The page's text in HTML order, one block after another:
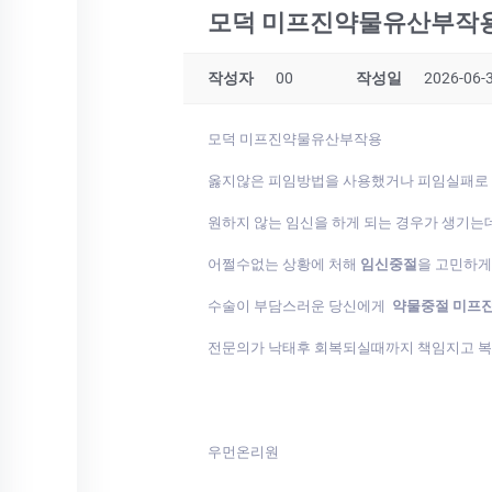
모덕 미프진약물유산부작
작성자 00 작성일 2026-06-
모덕 미프진약물유산부작용
옳지않은 피임방법을 사용했거나 피임실패로
원하지 않는 임신을 하게 되는 경우가 생기는
어쩔수없는 상황에 처해 임신중절 을 고민하
수술이 부담스러운 당신에게 약물중절 미프진
전문의가 낙태후 회복되실때까지 책임지고
우먼온리원